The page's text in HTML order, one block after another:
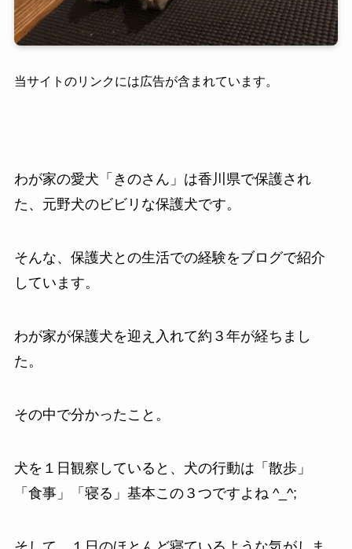
当サイトのリンクには広告が含まれています。
わが家の愛犬「きのさん」は香川県で保護され
た、元野犬のビビリな保護犬です。
そんな、保護犬との生活での経験をブログで紹介
しています。
わが家が保護犬を迎え入れて約３年が経ちまし
た。
その中で分かったこと。
犬を１日観察していると、犬の行動は「散歩」
「食事」「寝る」基本この３つですよね ^_^;